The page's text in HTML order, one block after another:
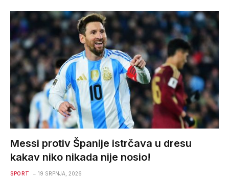
Messi protiv Španije istrčava u dresu
kakav niko nikada nije nosio!
SPORT 19 SRPNJA, 2026